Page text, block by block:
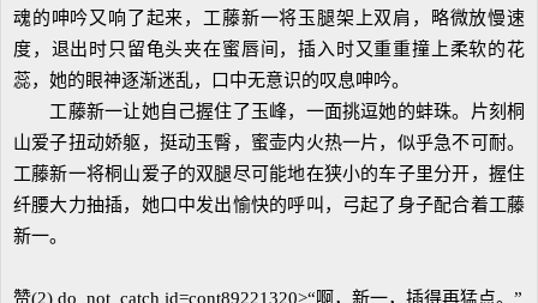
魂的呻吟又响了起来，工藤新一将玉腿架上双肩，略微放慢速
度，退出时只留龟头夹在蜜唇间，插入时又重重撞上柔软的花
蕊，她的眼神逐渐迷乱，口中无意识的叹息呻吟。
工藤新一让她自己握住了玉峰，一面挑逗她的蚌珠。片刻桐
山爱子扭动娇躯，挺动玉臀，蜜壶内火热一片，似乎急不可耐。
工藤新一将桐山爱子的双腿尽可能地在狭小的车子里分开，握住
纤腰大力抽插，她口中发出愉快的呼叫，弓起了身子配合着工藤
新一。
赞(2) do_not_catch id=cont89221320>“啊，新一，插得再猛点。”